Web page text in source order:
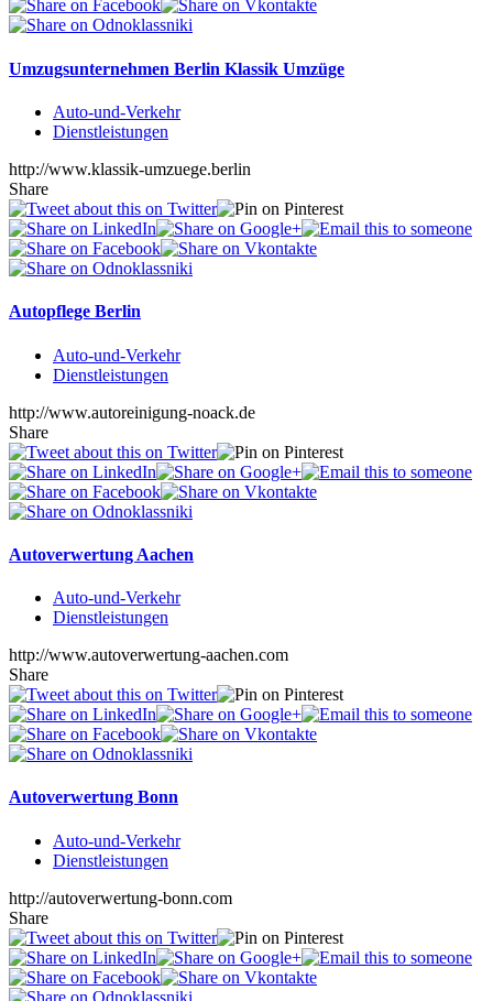
Umzugsunternehmen Berlin Klassik Umzüge
Auto-und-Verkehr
Dienstleistungen
http://www.klassik-umzuege.berlin
Share
Autopflege Berlin
Auto-und-Verkehr
Dienstleistungen
http://www.autoreinigung-noack.de
Share
Autoverwertung Aachen
Auto-und-Verkehr
Dienstleistungen
http://www.autoverwertung-aachen.com
Share
Autoverwertung Bonn
Auto-und-Verkehr
Dienstleistungen
http://autoverwertung-bonn.com
Share